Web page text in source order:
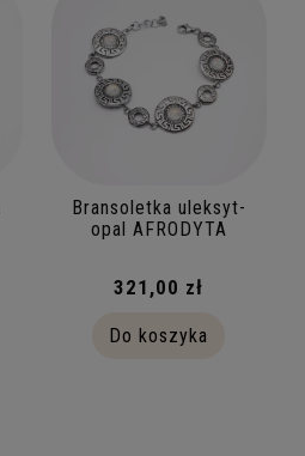
Bransoletka uleksyt-
opal AFRODYTA
321,00 zł
Do koszyka